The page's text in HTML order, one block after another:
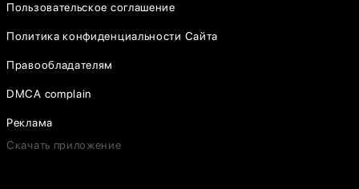
Пользовательское соглашение
Политика конфиденциальности Сайта
Правообладателям
DMCA complain
Реклама
Скачать приложение